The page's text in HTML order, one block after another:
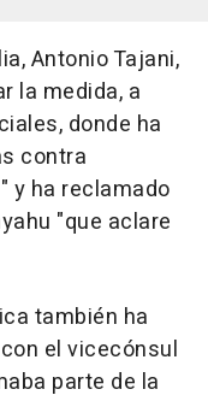
Antonio Tajani,
la medida, a
donde ha
contra
y ha reclamado
"que aclare
también ha
el vicecónsul
parte de la